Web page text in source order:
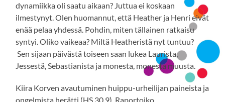
dynamiikka oli saatu aikaan? Juttua ei koskaan
ilmestynyt. Olen huomannut, että Heather ja Henri eivät
enää pelaa yhdessä. Pohdin, miten tällainen ratkaisu
syntyi. Oliko vaikeaa? Miltä Heatheristä nyt tuntuu?
Sen sijaan päivästä toiseen saan lukea Laurista,
Jessestä, Sebastianista ja monesta, monesta muusta.
Kiira Korven avautuminen huippu-urheilijan paineista ja
ongelmista herätti (HS 30.9). Raportoiko